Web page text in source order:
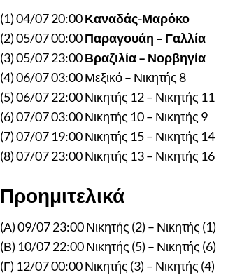
(1) 04/07 20:00Καναδάς-Μαρόκο
(2) 05/07 00:00Παραγουάη – Γαλλία
(3) 05/07 23:00Βραζιλία – Νορβηγία
(4) 06/07 03:00 Μεξικό – Νικητής 8
(5) 06/07 22:00 Νικητής 12 – Νικητής 11
(6) 07/07 03:00 Νικητής 10 – Νικητής 9
(7) 07/07 19:00 Νικητής 15 – Νικητής 14
(8) 07/07 23:00 Νικητής 13 – Νικητής 16
Προημιτελικά
(Α) 09/07 23:00 Νικητής (2) – Νικητής (1)
(Β) 10/07 22:00 Νικητής (5) – Νικητής (6)
(Γ) 12/07 00:00 Νικητής (3) – Νικητής (4)